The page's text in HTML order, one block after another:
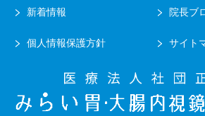
新着情報 院長ブ
個人情報保護方針 サイト